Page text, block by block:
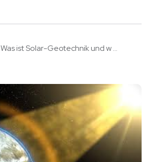
Was ist Solar-Geotechnik und w ...